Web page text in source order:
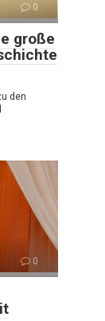
0
große
den
0